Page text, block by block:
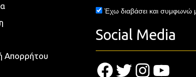
Απορρήτου
Έχω διαβάσει και συμφωνώ
Social Media
Facebook
TwitterInstagram
YouTube